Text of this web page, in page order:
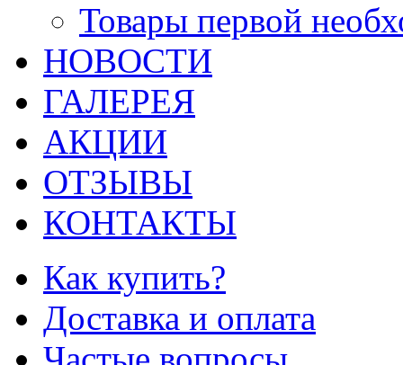
Товары первой
НОВОСТИ
ГАЛЕРЕЯ
АКЦИИ
ОТЗЫВЫ
КОНТАКТЫ
Как купить?
Доставка и оплата